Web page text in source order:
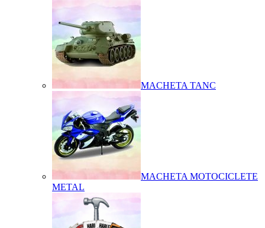
MACHETA TANC
MACHETA MOTOCICLETE
METAL